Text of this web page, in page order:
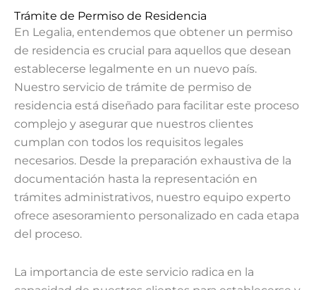
Trámite de Permiso de Residencia
En Legalia, entendemos que obtener un permiso
de residencia es crucial para aquellos que desean
establecerse legalmente en un nuevo país.
Nuestro servicio de trámite de permiso de
residencia está diseñado para facilitar este proceso
complejo y asegurar que nuestros clientes
cumplan con todos los requisitos legales
necesarios. Desde la preparación exhaustiva de la
documentación hasta la representación en
trámites administrativos, nuestro equipo experto
ofrece asesoramiento personalizado en cada etapa
del proceso.
La importancia de este servicio radica en la